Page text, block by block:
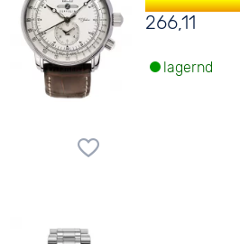
266,11
lagernd